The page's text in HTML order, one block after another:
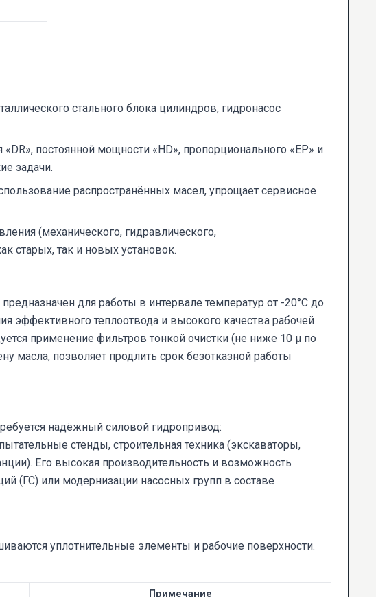
стального блока цилиндров, гидронасос
постоянной мощности «HD», пропорционального «EP» и
задачи.
распространённых масел, упрощает сервисное
(механического, гидравлического,
старых, так и новых установок.
для работы в интервале температур от -20°C до
эффективного теплоотвода и высокого качества рабочей
применение фильтров тонкой очистки (не ниже 10 µ по
масла, позволяет продлить срок безотказной работы
надёжный силовой гидропривод:
стенды, строительная техника (экскаваторы,
Его высокая производительность и возможность
(ГС) или модернизации насосных групп в составе
уплотнительные элементы и рабочие поверхности.
Примечание